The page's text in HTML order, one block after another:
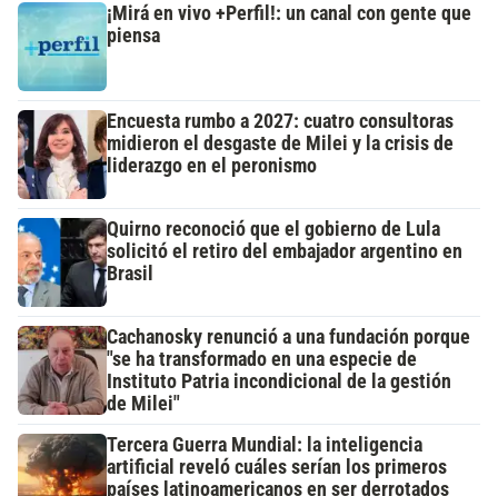
¡Mirá en vivo +Perfil!: un canal con gente que
piensa
Encuesta rumbo a 2027: cuatro consultoras
midieron el desgaste de Milei y la crisis de
liderazgo en el peronismo
Quirno reconoció que el gobierno de Lula
solicitó el retiro del embajador argentino en
Brasil
Cachanosky renunció a una fundación porque
"se ha transformado en una especie de
Instituto Patria incondicional de la gestión
de Milei"
Tercera Guerra Mundial: la inteligencia
artificial reveló cuáles serían los primeros
países latinoamericanos en ser derrotados